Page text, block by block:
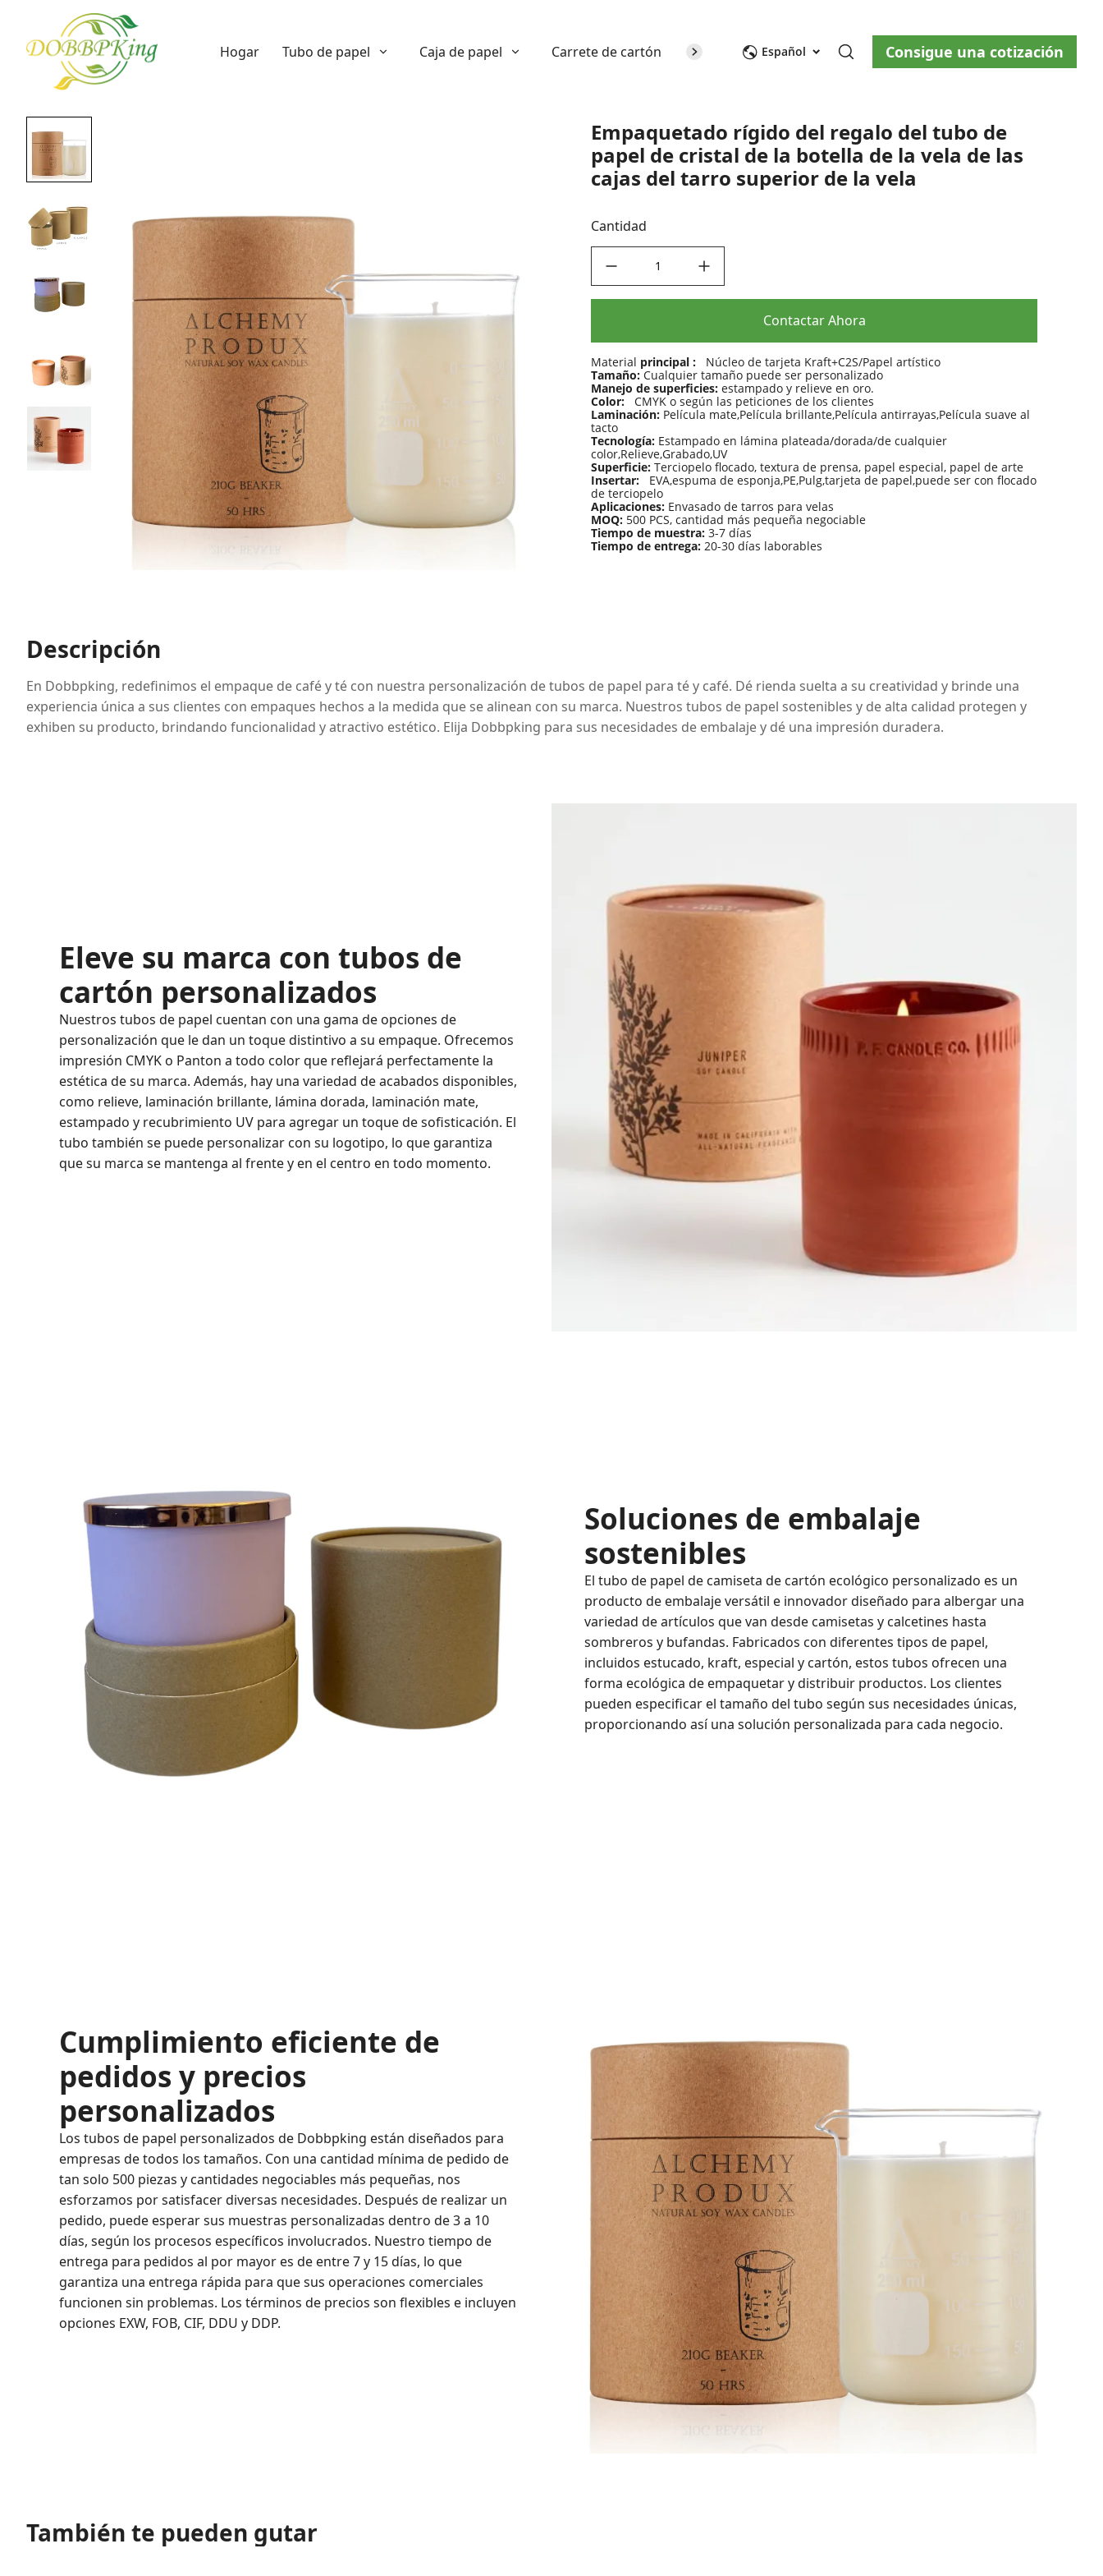
Hogar Tubo de papel Caja de papel Carrete de cartón Sobre nosotros Blog Contáctenos
Español Consigue una cotización
Empaquetado rígido del regalo del tubo de
papel de cristal de la botella de la vela de las
cajas del tarro superior de la vela
Cantidad
Contactar Ahora
Material principal :
Núcleo de tarjeta Kraft+C2S/Papel artístico
Tamaño: Cualquier tamaño puede ser personalizado
Manejo de superficies: estampado y relieve en oro.
Color:
CMYK o según las peticiones de los clientes
Laminación: Película mate,Película brillante,Película antirrayas,Película suave al
tacto
Tecnología: Estampado en lámina plateada/dorada/de cualquier
color,Relieve,Grabado,UV
Superficie: Terciopelo flocado, textura de prensa, papel especial, papel de arte
Insertar:
EVA,espuma de esponja,PE,Pulg,tarjeta de papel,puede ser con flocado
de terciopelo
Aplicaciones: Envasado de tarros para velas
MOQ: 500 PCS, cantidad más pequeña negociable
Tiempo de muestra: 3-7 días
Tiempo de entrega: 20-30 días laborables
Descripción
En Dobbpking, redefinimos el empaque de café y té con nuestra personalización de tubos de papel para té y café. Dé rienda suelta a su creatividad y brinde una
experiencia única a sus clientes con empaques hechos a la medida que se alinean con su marca. Nuestros tubos de papel sostenibles y de alta calidad protegen y
exhiben su producto, brindando funcionalidad y atractivo estético. Elija Dobbpking para sus necesidades de embalaje y dé una impresión duradera.
Eleve su marca con tubos de
cartón personalizados
Nuestros tubos de papel cuentan con una gama de opciones de
personalización que le dan un toque distintivo a su empaque. Ofrecemos
impresión CMYK o Panton a todo color que reflejará perfectamente la
estética de su marca. Además, hay una variedad de acabados disponibles,
como relieve, laminación brillante, lámina dorada, laminación mate,
estampado y recubrimiento UV para agregar un toque de sofisticación. El
tubo también se puede personalizar con su logotipo, lo que garantiza
que su marca se mantenga al frente y en el centro en todo momento.
Soluciones de embalaje
sostenibles
El tubo de papel de camiseta de cartón ecológico personalizado es un
producto de embalaje versátil e innovador diseñado para albergar una
variedad de artículos que van desde camisetas y calcetines hasta
sombreros y bufandas. Fabricados con diferentes tipos de papel,
incluidos estucado, kraft, especial y cartón, estos tubos ofrecen una
forma ecológica de empaquetar y distribuir productos. Los clientes
pueden especificar el tamaño del tubo según sus necesidades únicas,
proporcionando así una solución personalizada para cada negocio.
Cumplimiento eficiente de
pedidos y precios
personalizados
Los tubos de papel personalizados de Dobbpking están diseñados para
empresas de todos los tamaños. Con una cantidad mínima de pedido de
tan solo 500 piezas y cantidades negociables más pequeñas, nos
esforzamos por satisfacer diversas necesidades. Después de realizar un
pedido, puede esperar sus muestras personalizadas dentro de 3 a 10
días, según los procesos específicos involucrados. Nuestro tiempo de
entrega para pedidos al por mayor es de entre 7 y 15 días, lo que
garantiza una entrega rápida para que sus operaciones comerciales
funcionen sin problemas. Los términos de precios son flexibles e incluyen
opciones EXW, FOB, CIF, DDU y DDP.
También te pueden gutar